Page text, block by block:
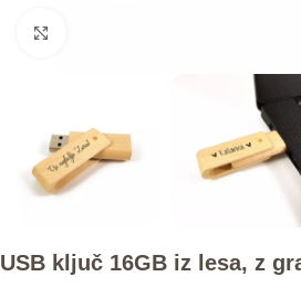
USB ključ 16GB iz lesa, z